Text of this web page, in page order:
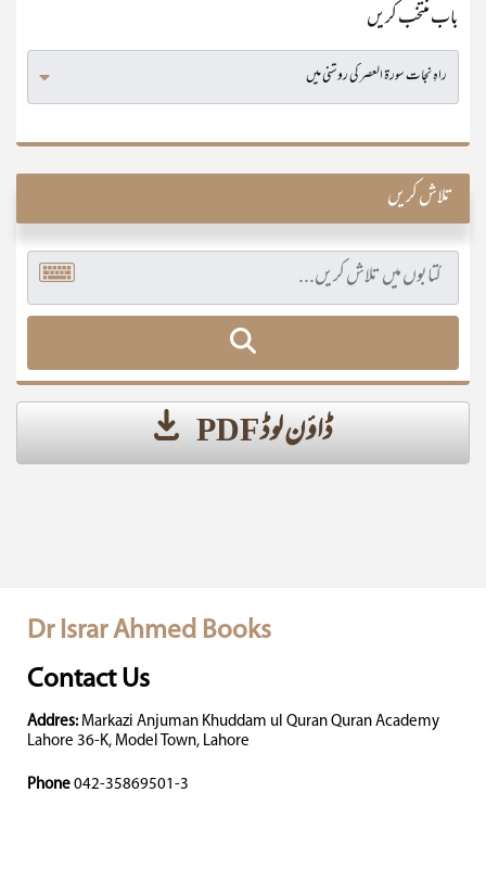
باب منتخب کریں
تلاش کریں
ڈاؤن لوڈ PDF
Dr Israr Ahmed Books
Contact Us
Addres: Markazi Anjuman Khuddam ul Quran Quran Academy
Lahore 36-K, Model Town, Lahore
Phone 042-35869501-3